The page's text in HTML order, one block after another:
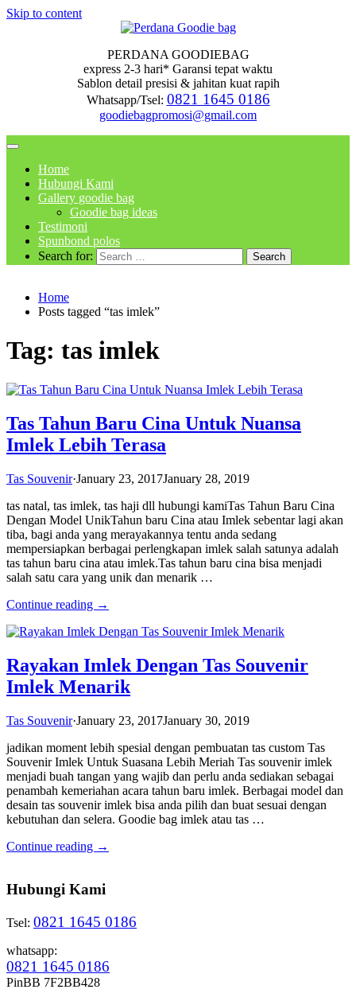
Skip to content
PERDANA GOODIEBAG
express 2-3 hari* Garansi tepat waktu
Sablon detail presisi & jahitan kuat rapih
Whatsapp/Tsel: 0821 1645 0186
goodiebagpromosi@gmail.com
Home
Hubungi Kami
Gallery goodie bag
Goodie bag ideas
Testimoni
Spunbond polos
Search for:
Home
Posts tagged “tas imlek”
Tag: tas imlek
Tas Tahun Baru Cina Untuk Nuansa
Imlek Lebih Terasa
Tas Souvenir·January 23, 2017January 28, 2019
tas natal, tas imlek, tas haji dll hubungi kamiTas Tahun Baru Cina
Dengan Model UnikTahun baru Cina atau Imlek sebentar lagi akan
tiba, bagi anda yang merayakannya tentu anda sedang
mempersiapkan berbagai perlengkapan imlek salah satunya adalah
tas tahun baru cina atau imlek.Tas tahun baru cina bisa menjadi
salah satu cara yang unik dan menarik …
Continue reading →
Rayakan Imlek Dengan Tas Souvenir
Imlek Menarik
Tas Souvenir·January 23, 2017January 30, 2019
jadikan moment lebih spesial dengan pembuatan tas custom Tas
Souvenir Imlek Untuk Suasana Lebih Meriah Tas souvenir imlek
menjadi buah tangan yang wajib dan perlu anda sediakan sebagai
penambah kemeriahan acara tahun baru imlek. Berbagai model dan
desain tas souvenir imlek bisa anda pilih dan buat sesuai dengan
kebutuhan dan selera. Goodie bag imlek atau tas …
Continue reading →
Hubungi Kami
Tsel: 0821 1645 0186
whatsapp:
0821 1645 0186
PinBB 7F2BB428